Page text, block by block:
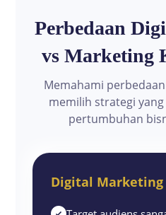
Perbedaan
vs Marketing
Memahami
memilih strategi
pertumbuhan
Digital Marketing